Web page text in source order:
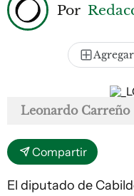
Por
Leonardo Carreño
Compartir
El diputado de